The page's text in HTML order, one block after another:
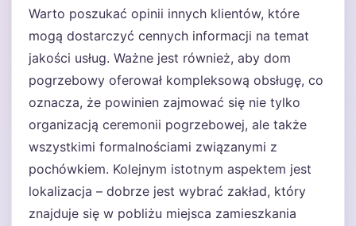
Warto poszukać opinii innych klientów, które
mogą dostarczyć cennych informacji na temat
jakości usług. Ważne jest również, aby dom
pogrzebowy oferował kompleksową obsługę, co
oznacza, że powinien zajmować się nie tylko
organizacją ceremonii pogrzebowej, ale także
wszystkimi formalnościami związanymi z
pochówkiem. Kolejnym istotnym aspektem jest
lokalizacja – dobrze jest wybrać zakład, który
znajduje się w pobliżu miejsca zamieszkania